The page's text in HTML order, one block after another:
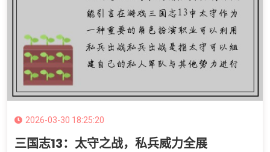
2026-03-30 18:25:20
三国志13：太守之战，私兵威力全展